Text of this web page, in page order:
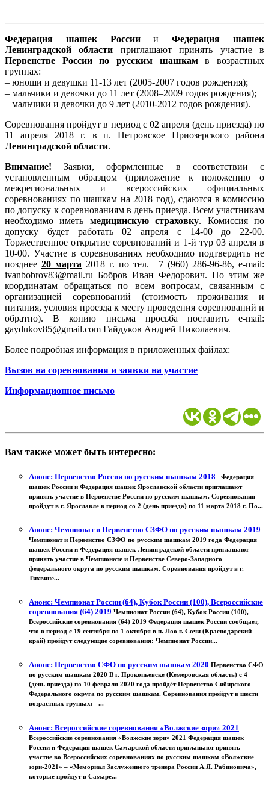
Федерация шашек РоссиииФедерация шашек
Ленинградской области приглашают принять участие в
Первенстве России по русским шашкамв возрастных
группах:
– юноши и девушки 11-13 лет (2005-2007 годов рождения);
– мальчики и девочки до 11 лет (2008–2009 годов рождения);
– мальчики и девочки до 9 лет (2010-2012 годов рождения).
Соревнования пройдут в период с 02 апреля (день приезда) по
11 апреля 2018 г. в п. Петровское Приозерского района
Ленинградской области.
Внимание! Заявки, оформленные в соответствии с
установленным образцом (приложение к положению о
межрегиональных и всероссийских официальных
соревнованиях по шашкам на 2018 год), сдаются в комиссию
по допуску к соревнованиям в день приезда. Всем участникам
необходимо иметь медицинскую страховку. Комиссия по
допуску будет работать 02 апреля с 14-00 до 22-00.
Торжественное открытие соревнований и 1-й тур 03 апреля в
10-00. Участие в соревнованиях необходимо подтвердить не
позднее 20 марта 2018 г. по тел. +7 (960) 286-96-86, e-mail:
ivanbobrov83@mail.ru Бобров Иван Федорович. По этим же
координатам обращаться по всем вопросам, связанным с
организацией соревнований (стоимость проживания и
питания, условия проезда к месту проведения соревнований и
обратно). В копию письма просьба поставить e-mail:
gaydukov85@gmail.com Гайдуков Андрей Николаевич.
Более подробная информация в приложенных файлах:
Вызов на соревнования и заявки на участие
Информационное письмо
Вам также может быть интересно:
Анонс: Первенство России по русским шашкам 2018
Федерация
шашек России и Федерация шашек Ярославской области приглашают
принять участие в Первенстве России по русским шашкам. Соревнования
пройдут в г. Ярославле в период со 2 (день приезда) по 11 марта 2018 г. По...
Анонс: Чемпионат и Первенство СЗФО по русским шашкам 2019
Чемпионат и Первенство СЗФО по русским шашкам 2019 года Федерация
шашек России и Федерация шашек Ленинградской области приглашают
принять участие в Чемпионате и Первенстве Северо-Западного
федерального округа по русским шашкам. Соревнования пройдут в г.
Тихвине...
Анонс: Чемпионат России (64), Кубок России (100), Всероссийские
соревнования (64) 2019 Чемпионат России (64), Кубок России (100),
Всероссийские соревнования (64) 2019 Федерация шашек России сообщает,
что в период с 19 сентября по 1 октября в п. Лоо г. Сочи (Краснодарский
край) пройдут следующие соревнования: Чемпионат России...
Анонс: Первенство СФО по русским шашкам 2020 Первенство СФО
по русским шашкам 2020 В г. Прокопьевске (Кемеровская область) c 4
(день приезда) по 10 февраля 2020 года пройдёт Первенство Сибирского
Федерального округа по русским шашкам. Соревнования пройдут в шести
возрастных группах: –...
Анонс: Всероссийские соревнования «Волжские зори» 2021
Всероссийские соревнования «Волжские зори» 2021 Федерация шашек
России и Федерация шашек Самарской области приглашают принять
участие во Всероссийских соревнованиях по русским шашкам «Волжские
зори-2021» – «Мемориал Заслуженного тренера России А.Я. Рабиновича»,
которые пройдут в Самаре...